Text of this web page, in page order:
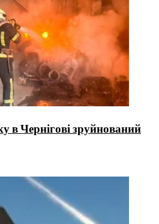
в Чернігові зруйнований